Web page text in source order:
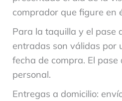
comprador que figure en
Para la taquilla y el pase
entradas son válidas por
fecha de compra. El pase
personal.
Entregas a domicilio: